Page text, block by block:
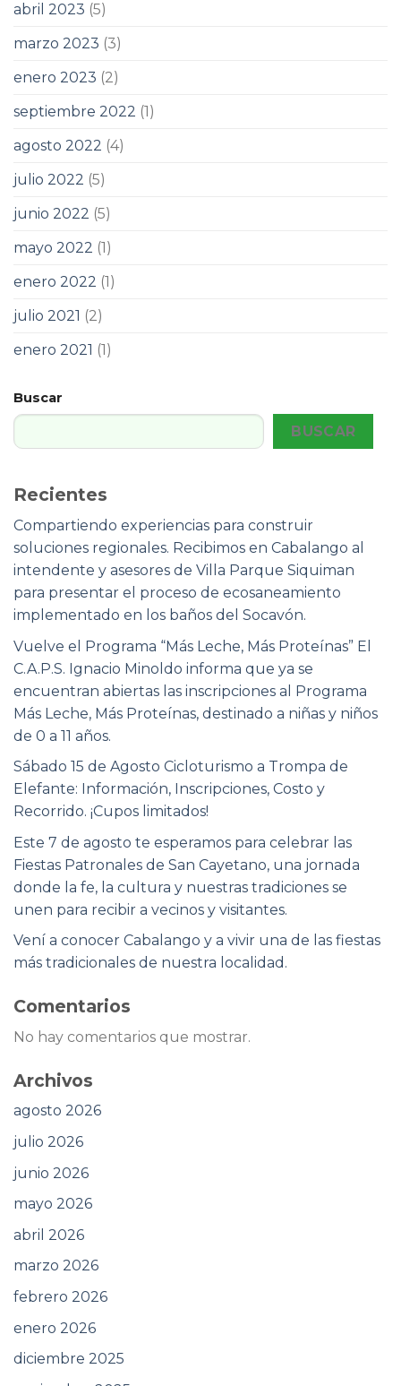
abril 2023 (5)
marzo 2023 (3)
enero 2023 (2)
septiembre 2022 (1)
agosto 2022 (4)
julio 2022 (5)
junio 2022 (5)
mayo 2022 (1)
enero 2022 (1)
julio 2021 (2)
enero 2021 (1)
Buscar
BUSCAR
Recientes
Compartiendo experiencias para construir
soluciones regionales. Recibimos en Cabalango al
intendente y asesores de Villa Parque Siquiman
para presentar el proceso de ecosaneamiento
implementado en los baños del Socavón.
Vuelve el Programa “Más Leche, Más Proteínas” El
C.A.P.S. Ignacio Minoldo informa que ya se
encuentran abiertas las inscripciones al Programa
Más Leche, Más Proteínas, destinado a niñas y niños
de 0 a 11 años.
Sábado 15 de Agosto Cicloturismo a Trompa de
Elefante: Información, Inscripciones, Costo y
Recorrido. ¡Cupos limitados!
Este 7 de agosto te esperamos para celebrar las
Fiestas Patronales de San Cayetano, una jornada
donde la fe, la cultura y nuestras tradiciones se
unen para recibir a vecinos y visitantes.
Vení a conocer Cabalango y a vivir una de las fiestas
más tradicionales de nuestra localidad.
Comentarios
No hay comentarios que mostrar.
Archivos
agosto 2026
julio 2026
junio 2026
mayo 2026
abril 2026
marzo 2026
febrero 2026
enero 2026
diciembre 2025